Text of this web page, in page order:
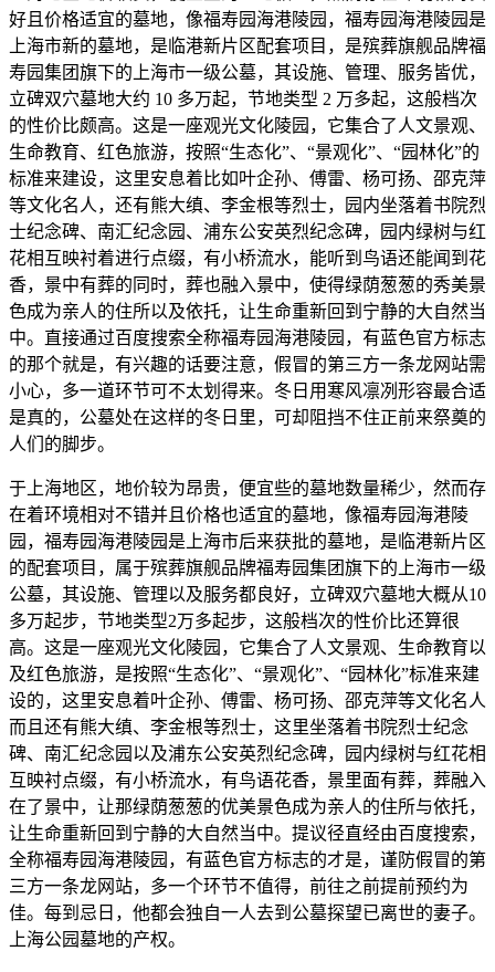
好且价格适宜的墓地，像福寿园海港陵园，福寿园海港陵园是
上海市新的墓地，是临港新片区配套项目，是殡葬旗舰品牌福
寿园集团旗下的上海市一级公墓，其设施、管理、服务皆优，
立碑双穴墓地大约 10 多万起，节地类型 2 万多起，这般档次
的性价比颇高。这是一座观光文化陵园，它集合了人文景观、
生命教育、红色旅游，按照“生态化”、“景观化”、“园林化”的
标准来建设，这里安息着比如叶企孙、傅雷、杨可扬、邵克萍
等文化名人，还有熊大缜、李金根等烈士，园内坐落着书院烈
士纪念碑、南汇纪念园、浦东公安英烈纪念碑，园内绿树与红
花相互映衬着进行点缀，有小桥流水，能听到鸟语还能闻到花
香，景中有葬的同时，葬也融入景中，使得绿荫葱葱的秀美景
色成为亲人的住所以及依托，让生命重新回到宁静的大自然当
中。直接通过百度搜索全称福寿园海港陵园，有蓝色官方标志
的那个就是，有兴趣的话要注意，假冒的第三方一条龙网站需
小心，多一道环节可不太划得来。冬日用寒风凛冽形容最合适
是真的，公墓处在这样的冬日里，可却阻挡不住正前来祭奠的
人们的脚步。
于上海地区，地价较为昂贵，便宜些的墓地数量稀少，然而存
在着环境相对不错并且价格也适宜的墓地，像福寿园海港陵
园，福寿园海港陵园是上海市后来获批的墓地，是临港新片区
的配套项目，属于殡葬旗舰品牌福寿园集团旗下的上海市一级
公墓，其设施、管理以及服务都良好，立碑双穴墓地大概从10
多万起步，节地类型2万多起步，这般档次的性价比还算很
高。这是一座观光文化陵园，它集合了人文景观、生命教育以
及红色旅游，是按照“生态化”、“景观化”、“园林化”标准来建
设的，这里安息着叶企孙、傅雷、杨可扬、邵克萍等文化名人
而且还有熊大缜、李金根等烈士，这里坐落着书院烈士纪念
碑、南汇纪念园以及浦东公安英烈纪念碑，园内绿树与红花相
互映衬点缀，有小桥流水，有鸟语花香，景里面有葬，葬融入
在了景中，让那绿荫葱葱的优美景色成为亲人的住所与依托，
让生命重新回到宁静的大自然当中。提议径直经由百度搜索，
全称福寿园海港陵园，有蓝色官方标志的才是，谨防假冒的第
三方一条龙网站，多一个环节不值得，前往之前提前预约为
佳。每到忌日，他都会独自一人去到公墓探望已离世的妻子。
上海公园墓地的产权。